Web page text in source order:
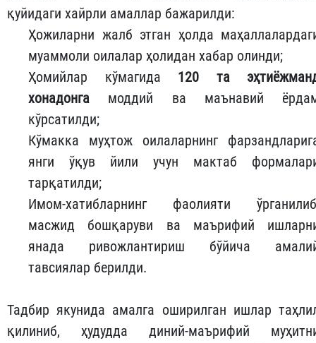
қуйидаги хайрли амаллар бажарилди:
Ҳожиларни жалб этган ҳолда
муаммоли оилалар ҳолидан хабар олинди;
Ҳомийлар кўмагида 120 та
хонадонга моддий ва маънавий
кўрсатилди;
Кўмакка муҳтож оилаларнинг
янги ўқув йили учун мактаб
тарқатилди;
Имом-хатибларнинг фаолияти
масжид бошқаруви ва маърифий
янада ривожлантириш бўйича
тавсиялар берилди.
Тадбир якунида амалга оширилган ишлар
қилиниб, ҳудудда диний-маърифий